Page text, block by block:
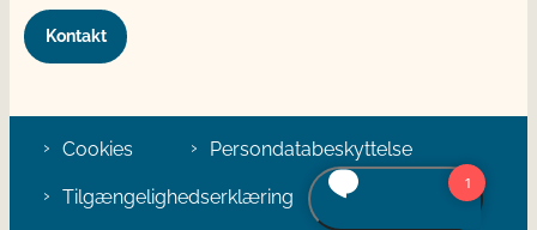
Kontakt
Cookies Persondatabeskyttelse
Tilgængelighedserklæring